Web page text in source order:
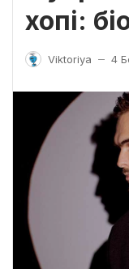
хопі:
Viktoriya — 4